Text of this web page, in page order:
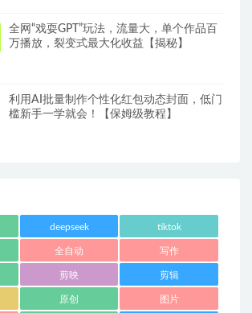
全网“戏耍GPT”玩法，流量大，单个作品百
万播放，裂变式最大化收益【揭秘】
利用AI批量制作个性化红包动态封面，低门
槛新手一学就会！【保姆级教程】
deepseek tiktok
全自动 写作
剪映 剪辑
原创 图片